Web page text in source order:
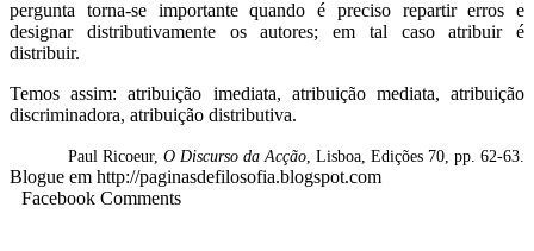
per­gunta torna-se importante quando é preciso repartir erros e
designar distributivamente os autores; em tal caso atribuir é
distribuir.
Temos assim: atribuição imediata, atribuição mediata, atribuição
discriminadora, atribuição distributiva.
Paul Ricoeur, O Discurso da Acção , Lisboa, Edições 70, pp. 62-63.
Blogue em http://paginasdefilosofia.blogspot.com
Facebook Comments